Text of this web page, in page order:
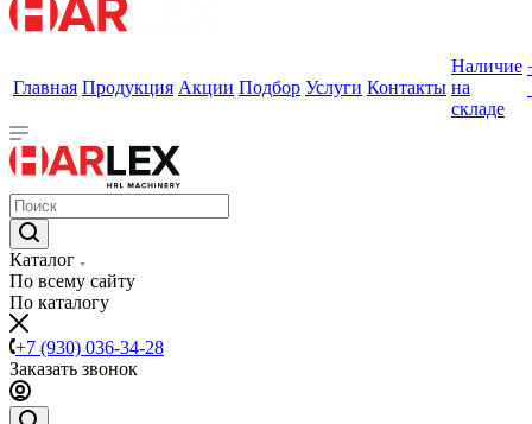
Главная Продукция Акции Подбор Услуги Контакты
Наличие
на
складе
Каталог
По всему сайту
По каталогу
+7 (930) 036-34-28
Заказать звонок